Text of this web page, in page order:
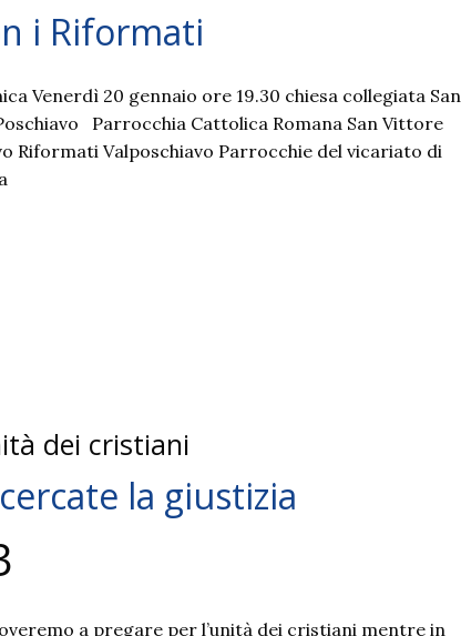
i Riformati
Venerdì 20 gennaio ore 19.30 chiesa collegiata San
Parrocchia Cattolica Romana San Vittore
Riformati Valposchiavo Parrocchie del vicariato di
dei cristiani
la giustizia
a pregare per l’unità dei cristiani mentre in